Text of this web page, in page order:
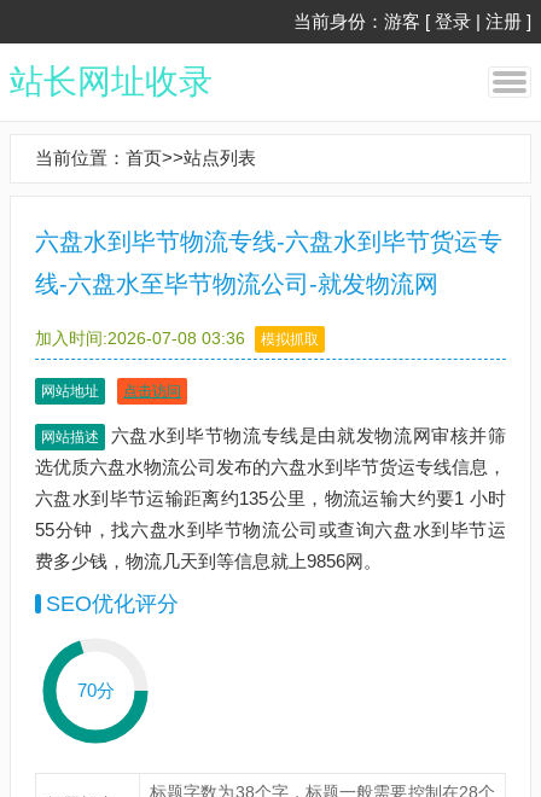
当前身份：游客 [ 登录 | 注册 ]
站长网址收录
当前位置： 首页>>站点列表
六盘水到毕节物流专线-六盘水到毕节货运专
线-六盘水至毕节物流公司-就发物流网
加入时间:2026-07-08 03:36 模拟抓取
网站地址 点击访问
网站描述
六盘水到毕节物流专线是由就发物流网审核并筛
选优质六盘水物流公司发布的六盘水到毕节货运专线信息，
六盘水到毕节运输距离约135公里，物流运输大约要1 小时
55分钟，找六盘水到毕节物流公司或查询六盘水到毕节运
费多少钱，物流几天到等信息就上9856网。
SEO优化评分
70分
标题字数为38个字，标题一般需要控制在28个